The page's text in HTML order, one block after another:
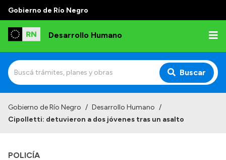
Gobierno de Río Negro
Desarrollo Humano
Buscar
Misión
Gobierno de Río Negro / Desarrollo Humano /
Cipolletti: detuvieron a dos jóvenes tras un asalto
POLICÍA